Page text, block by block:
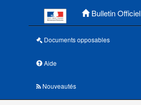
Bulletin Officiel
Documents opposables
Aide
Nouveautés